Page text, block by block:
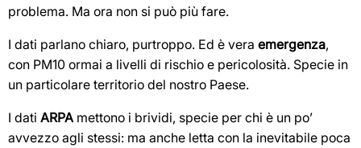
problema. Ma ora non si può più fare.
I dati parlano chiaro, purtroppo. Ed è vera emergenza,
con PM10 ormai a livelli di rischio e pericolosità. Specie in
un particolare territorio del nostro Paese.
I dati ARPA mettono i brividi, specie per chi è un po’
avvezzo agli stessi: ma anche letta con la inevitabile poca